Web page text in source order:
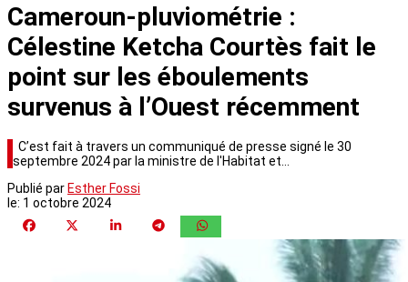
Cameroun-pluviométrie :
Célestine Ketcha Courtès fait le
point sur les éboulements
survenus à l’Ouest récemment
C’est fait à travers un communiqué de presse signé le 30
septembre 2024 par la ministre de l'Habitat et…
Publié par Esther Fossi
le: 1 octobre 2024